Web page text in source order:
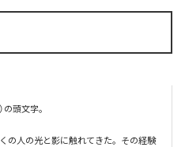
の頭文字。
の人の光と影に触れてきた。その経験